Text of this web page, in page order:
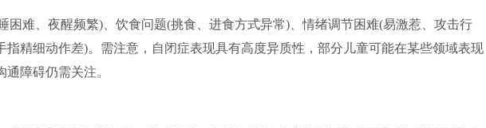
困难、夜醒频繁)、饮食问题(挑食、进食方式异常)、情绪调节困难(易激惹、攻击行
指精细动作差)。需注意，自闭症表现具有高度异质性，部分儿童可能在某些领域表现
障碍仍需关注。